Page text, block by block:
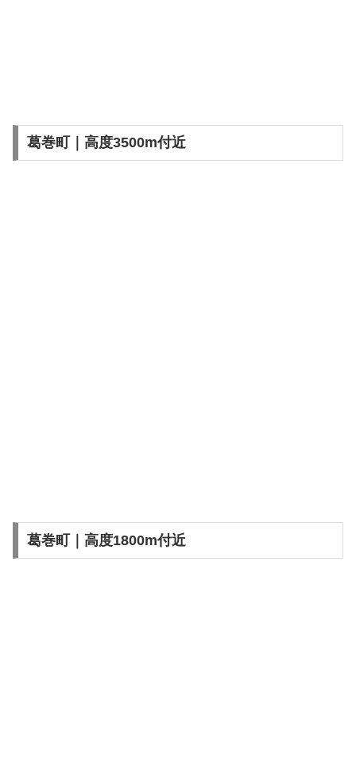
葛巻町｜高度3500m付近
葛巻町｜高度1800m付近